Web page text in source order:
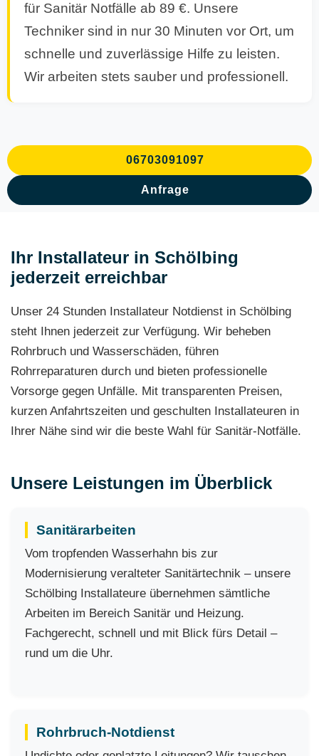
für Sanitär Notfälle ab 89 €. Unsere
Techniker sind in nur 30 Minuten vor Ort, um
schnelle und zuverlässige Hilfe zu leisten.
Wir arbeiten stets sauber und professionell.
06703091097
Anfrage
Ihr Installateur in Schölbing
jederzeit erreichbar
Unser 24 Stunden Installateur Notdienst in Schölbing
steht Ihnen jederzeit zur Verfügung. Wir beheben
Rohrbruch und Wasserschäden, führen
Rohrreparaturen durch und bieten professionelle
Vorsorge gegen Unfälle. Mit transparenten Preisen,
kurzen Anfahrtszeiten und geschulten Installateuren in
Ihrer Nähe sind wir die beste Wahl für Sanitär-Notfälle.
Unsere Leistungen im Überblick
Sanitärarbeiten
Vom tropfenden Wasserhahn bis zur
Modernisierung veralteter Sanitärtechnik – unsere
Schölbing Installateure übernehmen sämtliche
Arbeiten im Bereich Sanitär und Heizung.
Fachgerecht, schnell und mit Blick fürs Detail –
rund um die Uhr.
Rohrbruch-Notdienst